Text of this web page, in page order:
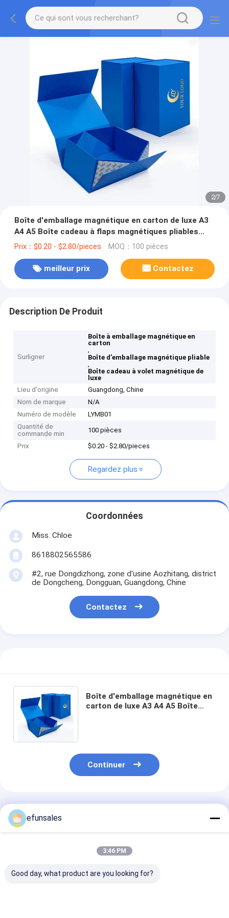
2/7
Boîte d'emballage magnétique en carton de luxe A3
A4 A5 Boîte cadeau à flaps magnétiques pliables
profonds
Prix：$0.20 - $2.80/pieces MOQ：100 pièces
meilleur prix Contactez
Description De Produit
Surligner
Boîte à emballage magnétique en
carton
,
Boîte d'emballage magnétique pliable
,
Boîte cadeau à volet magnétique de
luxe
Lieu d'origine
Guangdong, Chine
Nom de marque
N/A
Numéro de modèle
LYMB01
Quantité de
commande min
100 pièces
Prix $0.20 - $2.80/pieces
Regardez plus
Coordonnées
Miss. Chloe
8618802565586
#2, rue Dongdizhong, zone d'usine Aozhitang, district
de Dongcheng, Dongguan, Guangdong, Chine
Contactez
Boîte d'emballage magnétique en
carton de luxe A3 A4 A5 Boîte
Continuer
Produits Recommandés
efunsales
3:46 PM
Good day, what product are you looking for?